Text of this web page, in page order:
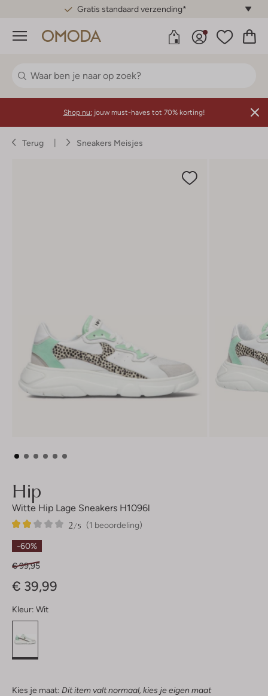
Gratis standaard verzending*
Menu
Shop nu: jouw must-haves tot 70% korting!
Terug Sneakers Meisjes
Hip
Witte Hip Lage Sneakers H1096l
(1 beoordeling)
2/5
1
2
Sterren
-60%
€ 99,95
€ 39,99
Kleur: Wit
Kies je maat: Dit item valt normaal, kies je eigen maat